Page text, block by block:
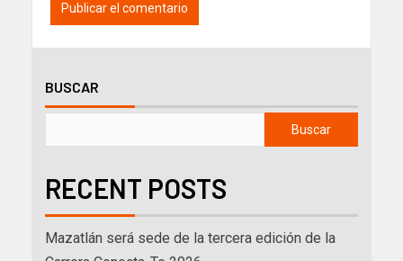
BUSCAR
Buscar
RECENT POSTS
Mazatlán será sede de la tercera edición de la